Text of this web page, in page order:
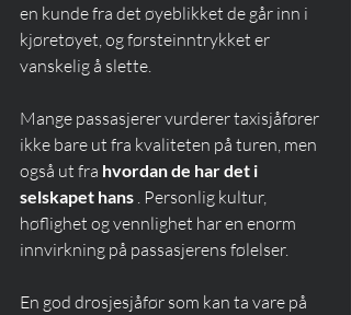
en kunde fra det øyeblikket de går inn i
kjøretøyet, og førsteinntrykket er
vanskelig å slette.
Mange passasjerer vurderer taxisjåfører
ikke bare ut fra kvaliteten på turen, men
også ut fra hvordan de har det i
selskapet hans . Personlig kultur,
høflighet og vennlighet har en enorm
innvirkning på passasjerens følelser.
En god drosjesjåfør som kan ta vare på